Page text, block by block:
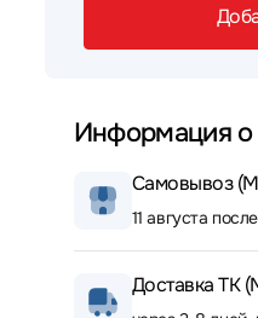
Информация о
Самовывоз
11 августа
Доставка ТК